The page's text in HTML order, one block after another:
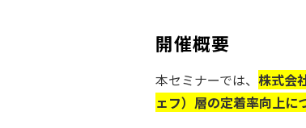
開催概要
本セミナーでは、 株式会
ェフ）層の定着率向上に